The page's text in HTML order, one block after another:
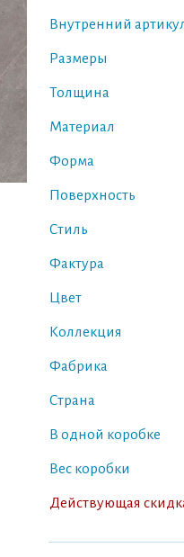
Внутренний
Размеры
Толщина
Материал
Форма
Поверхность
Стиль
Фактура
Цвет
Коллекция
Фабрика
Страна
В одной коробке
Вес коробки
Действующая